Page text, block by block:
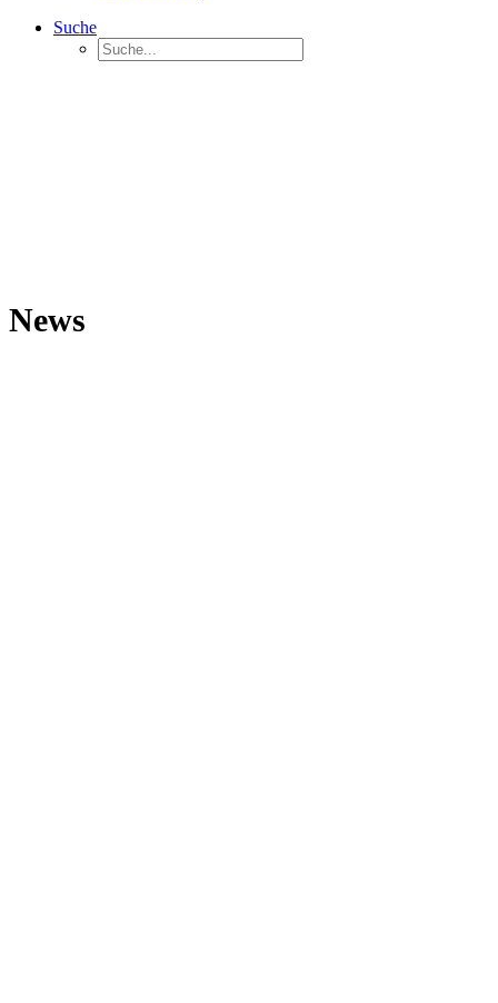
Suche
News